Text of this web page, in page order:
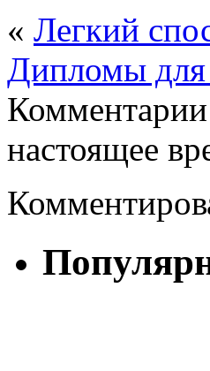
« Легкий
Дипломы для
настоящее